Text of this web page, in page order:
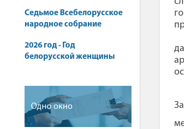
Седьмое Всебелорусское
народное собрание
2026 год - Год
белорусской женщины
Одно окно